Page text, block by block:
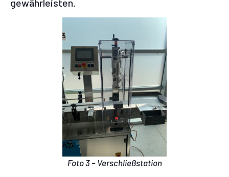
gewährleisten.
Foto 3 – Verschließstation